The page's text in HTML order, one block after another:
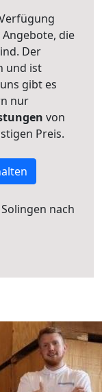
die
Der
und ist
gibt es
nur
von
Preis.